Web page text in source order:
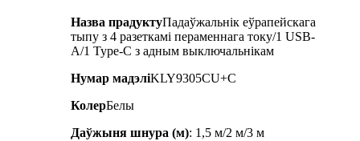
Назва прадуктуПадаўжальнік еўрапейскага
тыпу з 4 разеткамі пераменнага току/1 USB-
A/1 Type-C з адным выключальнікам
Нумар мадэліKLY9305CU+C
КолерБелы
Даўжыня шнура (м): 1,5 м/2 м/3 м